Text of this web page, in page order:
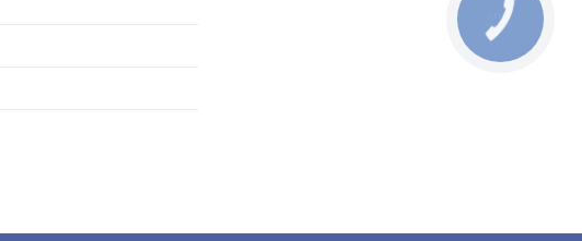
КНОПКА
ЗВ'ЯЗКУ